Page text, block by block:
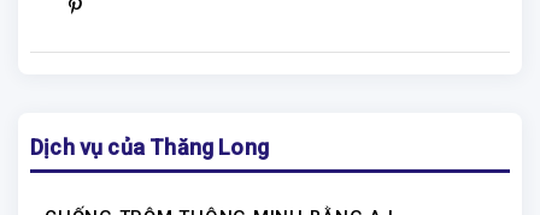
Dịch vụ của Thăng Long